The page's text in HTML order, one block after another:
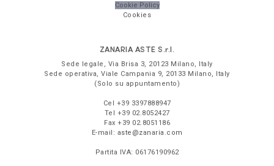
Cookie Policy
Cookies
ZANARIA ASTE S.r.l.
Sede legale, Via Brisa 3, 20123 Milano, Italy
Sede operativa,Viale Campania 9, 20133 Milano, Italy
(Solo su appuntamento)
Cel +39 3397888947
Tel +39 02.8052427
Fax +39 02.8051186
E-mail: aste@zanaria.com
Partita IVA: 06176190962